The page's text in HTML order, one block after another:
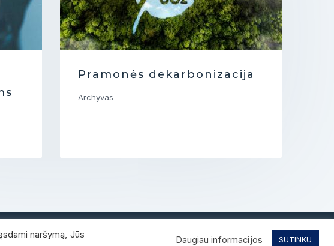
Pramonės dekarbonizacija
Archyvas
Privatumo politika
naršymą, Jūs
Daugiau informacijos SUTINKU